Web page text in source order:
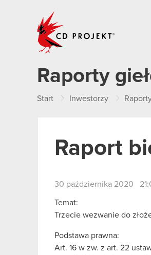
Raporty
Start Inwestorzy
Raport
30 października 2020
Temat:
Trzecie wezwanie do
Podstawa prawna:
Art. 16 w zw. z art. 22